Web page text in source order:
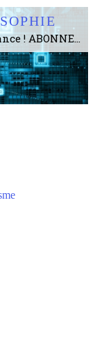
Le plus gros site de philosophie de France ! ABONNEZ-VOUS ! 4115 Articles, 1634 abonné·e·s, depuis 2006 . . . . . . . . 2 852 214 pages vues jusqu'à présent. Prestance et être apte à un plus grand nombre de choses.